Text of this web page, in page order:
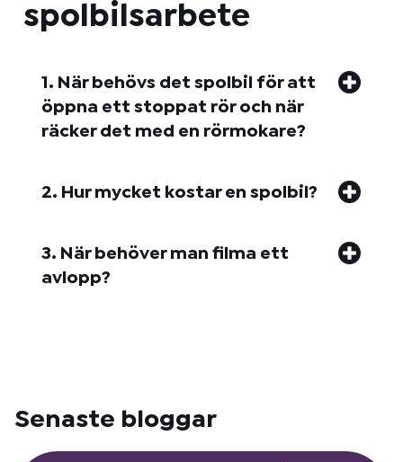
spolbilsarbete
1. När behövs det spolbil för att
öppna ett stoppat rör och när
räcker det med en rörmokare?
2. Hur mycket kostar en spolbil?
3. När behöver man filma ett
avlopp?
Senaste bloggar